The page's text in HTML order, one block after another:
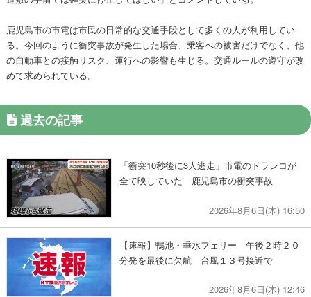
鹿児島市の市電は市民の日常的な交通手段として多くの人が利用してい
る。今回のように衝突事故が発生した場合、乗客への被害だけでなく、他
の自動車との接触リスク、運行への影響も生じる。交通ルールの遵守が改
めて求められている。
過去の記事
「衝突10秒後に3人逃走」市電のドラレコが
全て映していた 鹿児島市の衝突事故
2026年8月6日(木) 16:50
【速報】鴨池・垂水フェリー 午後２時２０
分発を最後に欠航 台風１３号接近で
2026年8月6日(木) 12:46